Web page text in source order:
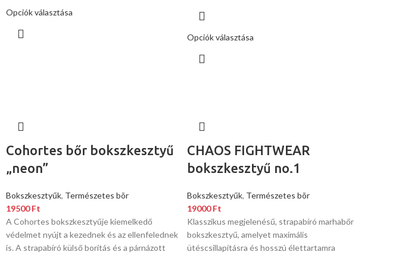
Opciók választása
Opciók választása
Cohortes bőr bokszkesztyű
„neon”
Bokszkesztyűk, Természetes bõr
19500Ft
A Cohortes bokszkesztyűje kiemelkedő
védelmet nyújt a kezednek és az ellenfelednek
is. A strapabíró külső borítás és a párnázott
CHAOS FIGHTWEAR
bokszkesztyű no.1
Bokszkesztyűk, Természetes bõr
19000Ft
Klasszikus megjelenésű, strapabíró marhabőr
bokszkesztyű, amelyet maximális
ütéscsillapításra és hosszú élettartamra